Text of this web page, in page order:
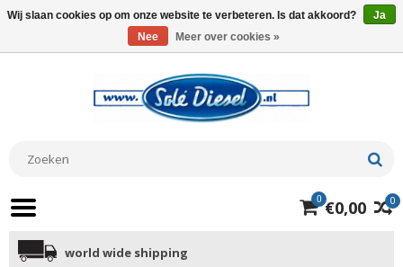
0
0 €0,00
world wide shipping
Wij slaan cookies op om onze website te verbeteren. Is dat akkoord?
Ja
Nee
Meer over cookies »